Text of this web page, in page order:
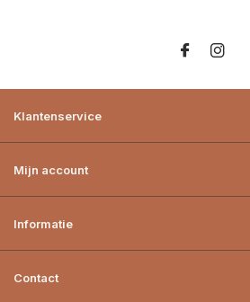
Klantenservice
Mijn account
Informatie
Contact